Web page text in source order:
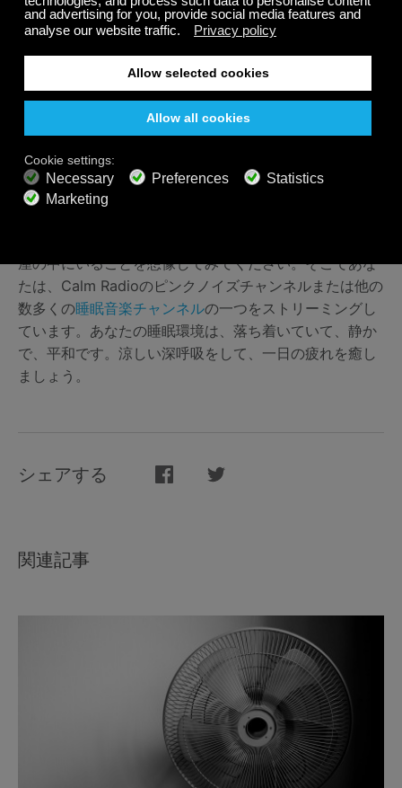
氷パックをタオルに包み、寝る前にしばらく首の後
ろに当てる
吸湿性と発散性のある生地で作られた軽いパジャマ
を着る、または素肌のまま眠る
寝室で扇風機を使うことで、空気が循環しより涼し
除湿機に投資する。気温は下がりませんが、空間内
の相対湿度が下がることで、より涼しく感じます。
屋の中にいることを想像してみてください。そこであな
たは、Calm Radioのピンクノイズチャンネルまたは他の
数多くの睡眠音楽チャンネルの一つをストリーミングし
ています。あなたの睡眠環境は、落ち着いていて、静か
で、平和です。涼しい深呼吸をして、一日の疲れを癒し
ましょう。
シェアする
関連記事